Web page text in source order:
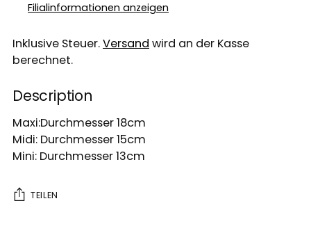
Filialinformationen anzeigen
Inklusive Steuer.Versand wird an der Kasse
berechnet.
Description
Maxi:Durchmesser 18cm
Midi: Durchmesser 15cm
Mini: Durchmesser 13cm
TEILEN